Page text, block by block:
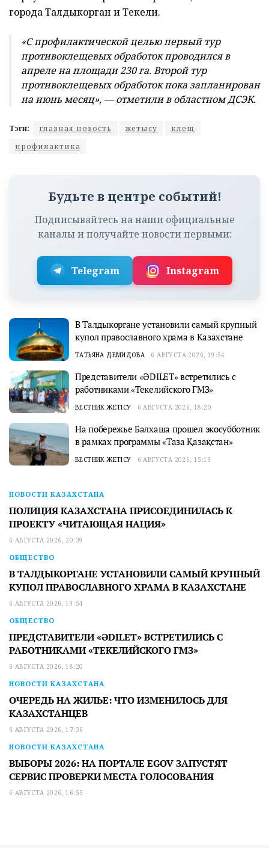
города Талдыкорган и Текели.
«С профилактической целью первый тур
противоклещевых обработок проводился в
апреле на площади 230 га. Второй тур
противоклещевых обработок пока запланирован
на июнь месяц», — отметили в областном ДСЭК.
Тэги: главная новость жетысу
клещ
профилактика
Будьте в центре событий!
Подписывайтесь на наши официальные
каналы и получайте новости первыми:
Telegram Instagram
В Талдыкоргане установили самый крупный
купол православного храма в Казахстане
ТАТЬЯНА ДЕМИДОВА 6 АВГУСТА 2026, 19:54
Представители «ӘDILET» встретились с
работниками «Текелийского ГМЗ»
ВЕСТНИК ЖЕТІСУ 6 АВГУСТА 2026, 18:20
На побережье Балхаша прошел экосубботник
в рамках программы «Таза Қазақстан»
ВЕСТНИК ЖЕТІСУ 6 АВГУСТА 2026, 15:19
НОВОСТИ КАЗАХСТАНА
ПОЛИЦИЯ КАЗАХСТАНА ПРИСОЕДИНИЛАСЬ К
ПРОЕКТУ «ЧИТАЮЩАЯ НАЦИЯ»
6 АВГУСТА 2026, 20:39
ОБЩЕСТВО
В ТАЛДЫКОРГАНЕ УСТАНОВИЛИ САМЫЙ КРУПНЫЙ
КУПОЛ ПРАВОСЛАВНОГО ХРАМА В КАЗАХСТАНЕ
6 АВГУСТА 2026, 19:54
ОБЩЕСТВО
ПРЕДСТАВИТЕЛИ «ӘDILET» ВСТРЕТИЛИСЬ С
РАБОТНИКАМИ «ТЕКЕЛИЙСКОГО ГМЗ»
6 АВГУСТА 2026, 18:20
НОВОСТИ КАЗАХСТАНА
ОЧЕРЕДЬ НА ЖИЛЬЕ: ЧТО ИЗМЕНИЛОСЬ ДЛЯ
КАЗАХСТАНЦЕВ
6 АВГУСТА 2026, 17:36
НОВОСТИ КАЗАХСТАНА
ВЫБОРЫ 2026: НА ПОРТАЛЕ EGOV ЗАПУСТЯТ
СЕРВИС ПРОВЕРКИ МЕСТА ГОЛОСОВАНИЯ
6 АВГУСТА 2026, 16:55